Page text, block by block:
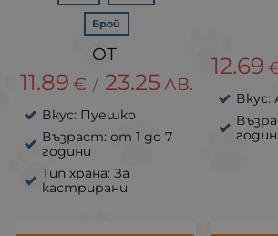
Брой
11.89 € / 23.25 ЛВ.
Вкус: Пуешко
Възраст: от 1 до 7
години
Тип храна: За
кастрирани
12.69
Вкус: